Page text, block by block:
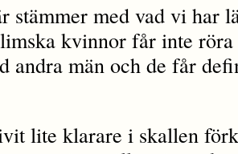
stämmer med vad vi har
kvinnor får inte
andra män och de får
lite klarare i skallen